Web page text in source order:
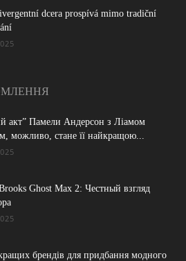
dcera prospívá mimo tradiční
акт” Памели Андерсон з Ліамом
можливо, стане її найкращою...
Ghost Max 2: Честный взгляд
брендів для придбання модного